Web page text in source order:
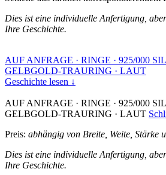
Dies ist eine individuelle Anfertigung,
Ihre Geschichte.
AUF ANFRAGE · RINGE · 925/000
GELBGOLD-TRAURING · LAUT
Geschichte lesen ↓
AUF ANFRAGE · RINGE · 925/000
GELBGOLD-TRAURING · LAUT
Preis: abhängig von Breite, Weite, Stärke
Dies ist eine individuelle Anfertigung,
Ihre Geschichte.